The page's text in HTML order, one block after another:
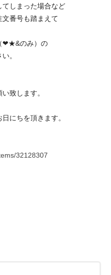
てしまった場合など
番号も踏まえて
❤︎★&のみ）の
。
致します。
にちを頂きます。
32128307